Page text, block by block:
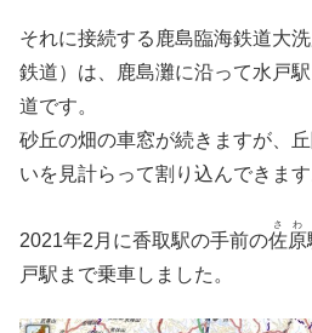
それに接続する鹿島臨海鉄道大
鉄道）は、鹿島灘に沿って水戸
道です。
砂丘の畑の車窓が続きますが、
いを見計らって割り込んできます
2021年2月に香取駅の手前の佐原
さわ
戸駅まで乗車しました。